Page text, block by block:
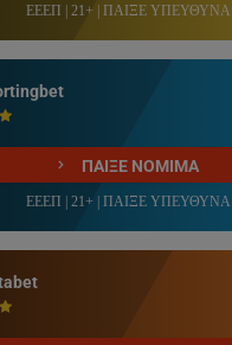
ΕΕΕΠ | 21+ | ΠΑΙΞΕ ΥΠΕΥΘΥΝΑ
ΠΑΙΞΕ ΝΟΜΙΜΑ
ΕΕΕΠ | 21+ | ΠΑΙΞΕ ΥΠΕΥΘΥΝΑ